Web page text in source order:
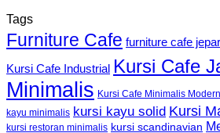
Tags
Furniture Cafe furniture cafe
Kursi Cafe Industrial Kursi Cafe
Minimalis Kursi Cafe Minimalis Modern
kayu minimalis kursi kayu solid Kursi
kursi restoran minimalis kursi scandinavian